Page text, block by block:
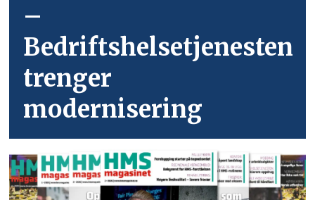
–
Bedriftshelsetjenesten
trenger
modernisering